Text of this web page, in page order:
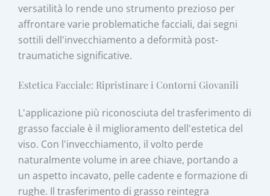
versatilità lo rende uno strumento prezioso per
affrontare varie problematiche facciali, dai segni
sottili dell'invecchiamento a deformità post-
traumatiche significative.
Estetica Facciale: Ripristinare i Contorni Giovanili
L'applicazione più riconosciuta del trasferimento di
grasso facciale è il miglioramento dell'estetica del
viso. Con l'invecchiamento, il volto perde
naturalmente volume in aree chiave, portando a
un aspetto incavato, pelle cadente e formazione di
rughe. Il trasferimento di grasso reintegra